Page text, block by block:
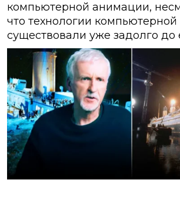
компьютерной анимации,
что технологии
существовали уже задолго до